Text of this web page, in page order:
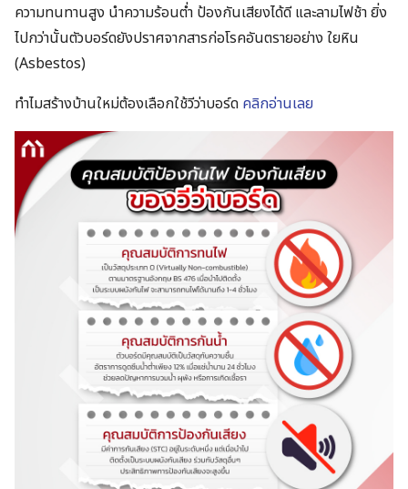
ความทนทานสูง นำความร้อนต่ำ ป้องกันเสียงได้ดี และลามไฟช้า ยิ่ง
ไปกว่านั้นตัวบอร์ดยังปราศจากสารก่อโรคอันตรายอย่าง ใยหิน
(Asbestos)
ทำไมสร้างบ้านใหม่ต้องเลือกใช้วีว่าบอร์ด คลิกอ่านเลย